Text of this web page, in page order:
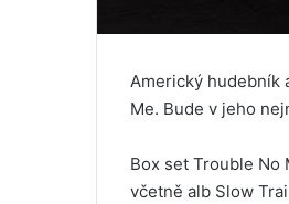
Americký hudebník
Me. Bude v jeho
Box set Trouble No
včetně alb Slow